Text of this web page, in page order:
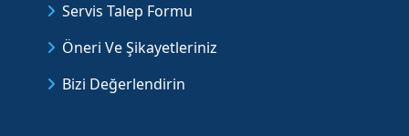
Servis Talep Formu
Öneri Ve Şikayetleriniz
Bizi Değerlendirin